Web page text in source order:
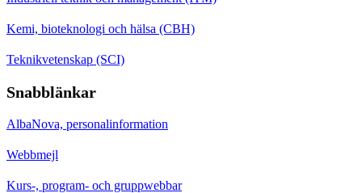
Kemi, bioteknologi och hälsa (CBH)
Teknikvetenskap (SCI)
Snabblänkar
AlbaNova, personalinformation
Webbmejl
Kurs-, program- och gruppwebbar